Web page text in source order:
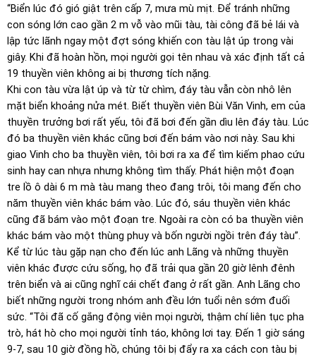
“Biển lúc đó gió giật trên cấp 7, mưa mù mịt. Để tránh những
con sóng lớn cao gần 2 m vỗ vào mũi tàu, tài công đã bẻ lái và
lập tức lãnh ngay một đợt sóng khiến con tàu lật úp trong vài
giây. Khi đã hoàn hồn, mọi người gọi tên nhau và xác định tất cả
19 thuyền viên không ai bị thương tích nặng.
Khi con tàu vừa lật úp và từ từ chìm, đáy tàu vẫn còn nhô lên
mặt biển khoảng nửa mét. Biết thuyền viên Bùi Văn Vinh, em của
thuyền trưởng bơi rất yếu, tôi đã bơi đến gần dìu lên đáy tàu. Lúc
đó ba thuyền viên khác cũng bơi đến bám vào nơi này. Sau khi
giao Vinh cho ba thuyền viên, tôi bơi ra xa để tìm kiếm phao cứu
sinh hay can nhựa nhưng không tìm thấy. Phát hiện một đoạn
tre lồ ô dài 6 m mà tàu mang theo đang trôi, tôi mang đến cho
năm thuyền viên khác bám vào. Lúc đó, sáu thuyền viên khác
cũng đã bám vào một đoạn tre. Ngoài ra còn có ba thuyền viên
khác bám vào một thùng phuy và bốn người ngồi trên đáy tàu”.
Kể từ lúc tàu gặp nạn cho đến lúc anh Lãng và những thuyền
viên khác được cứu sống, họ đã trải qua gần 20 giờ lênh đênh
trên biển và ai cũng nghĩ cái chết đang ở rất gần. Anh Lãng cho
biết những người trong nhóm anh đều lớn tuổi nên sớm đuối
sức. “Tôi đã cố gắng động viên mọi người, thậm chí liên tục pha
trò, hát hò cho mọi người tỉnh táo, không lơi tay. Đến 1 giờ sáng
9-7, sau 10 giờ đồng hồ, chúng tôi bị đẩy ra xa cách con tàu bị